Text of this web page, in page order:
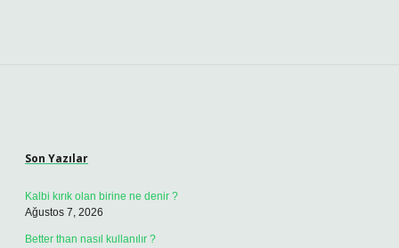
Son Yazılar
Kalbi kırık olan birine ne denir ?
Ağustos 7, 2026
Better than nasıl kullanılır ?